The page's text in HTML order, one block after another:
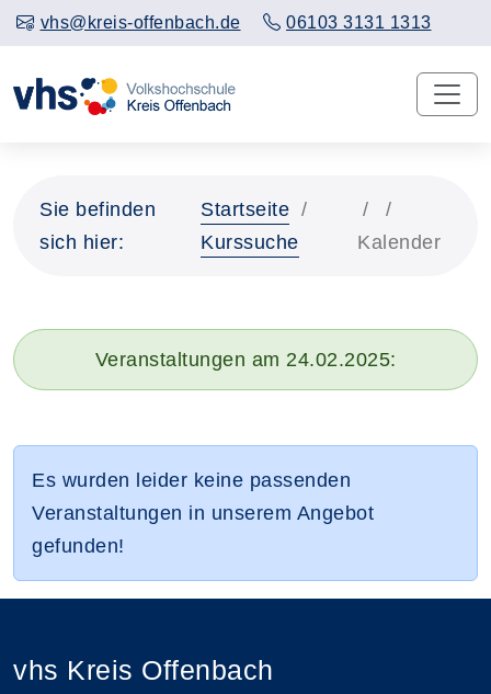
vhs@kreis-offenbach.de 06103 3131 1313
Sie befinden
sich hier:
Startseite
Kurssuche
Kalender
Veranstaltungen am 24.02.2025:
Es wurden leider keine passenden
Veranstaltungen in unserem Angebot
gefunden!
vhs Kreis Offenbach